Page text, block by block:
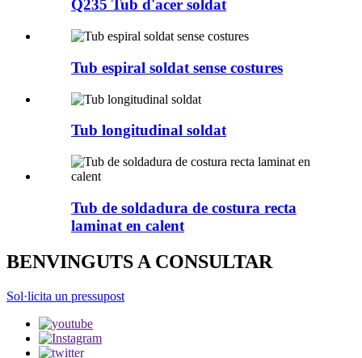
Q235 Tub d'acer soldat
Tub espiral soldat sense costures
Tub longitudinal soldat
Tub de soldadura de costura recta
laminat en calent
BENVINGUTS A CONSULTAR
Sol·licita un pressupost